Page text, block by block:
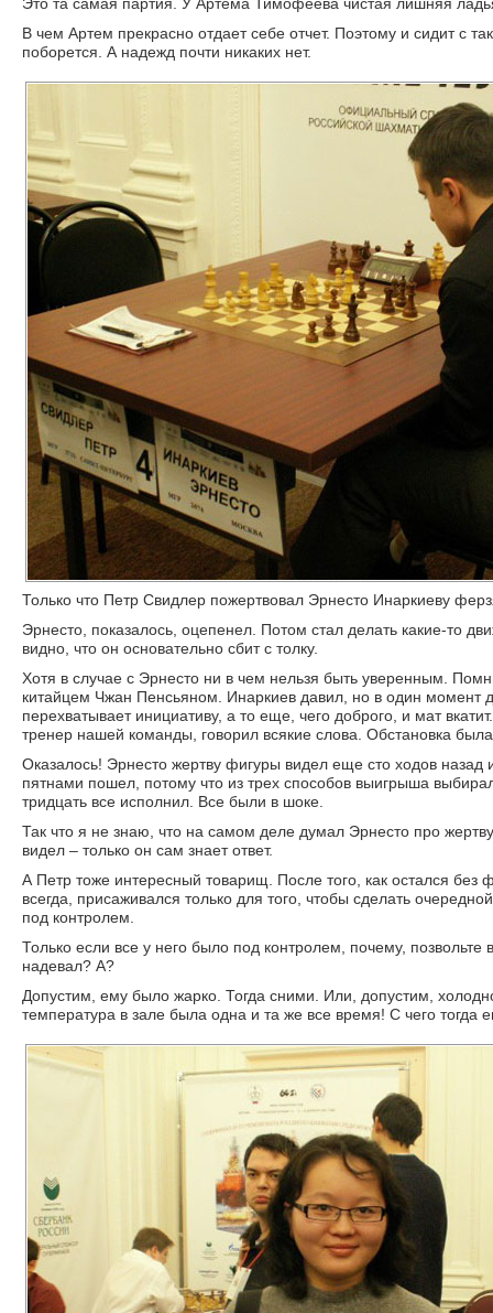
В чем Артем прекрасно отдает себе отчет. Поэтому и сидит с
поборется. А надежд почти никаких нет.
Только что Петр Свидлер пожертвовал Эрнесто Инаркиеву
Эрнесто, показалось, оцепенел. Потом стал делать какие-то
видно, что он основательно сбит с толку.
Хотя в случае с Эрнесто ни в чем нельзя быть уверенным.
китайцем Чжан Пенсьяном. Инаркиев давил, но в один момент
перехватывает инициативу, а то еще, чего доброго, и мат
тренер нашей команды, говорил всякие слова. Обстановка
Оказалось! Эрнесто жертву фигуры видел еще сто ходов назад
пятнами пошел, потому что из трех способов выигрыша
тридцать все исполнил. Все были в шоке.
Так что я не знаю, что на самом деле думал Эрнесто про
видел – только он сам знает ответ.
А Петр тоже интересный товарищ. После того, как остался без
всегда, присаживался только для того, чтобы сделать
под контролем.
Только если все у него было под контролем, почему, позвольте
надевал? А?
Допустим, ему было жарко. Тогда сними. Или, допустим,
температура в зале была одна и та же все время! С чего тогда